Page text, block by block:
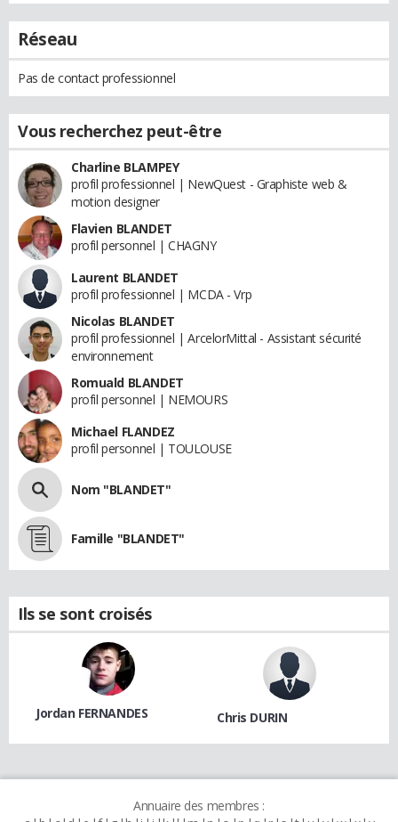
Réseau
Pas de contact professionnel
Vous recherchez peut-être
Charline BLAMPEY
profil professionnel | NewQuest - Graphiste web &
motion designer
Flavien BLANDET
profil personnel | CHAGNY
Laurent BLANDET
profil professionnel | MCDA - Vrp
Nicolas BLANDET
profil professionnel | ArcelorMittal - Assistant sécurité
environnement
Romuald BLANDET
profil personnel | NEMOURS
Michael FLANDEZ
profil personnel | TOULOUSE
Nom "BLANDET"
Famille "BLANDET"
Ils se sont croisés
Jordan FERNANDES Chris DURIN
Annuaire des membres :